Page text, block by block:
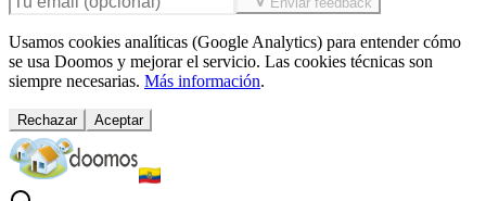
Usamos cookies analíticas (Google Analytics) para entender cómo
se usa Doomos y mejorar el servicio. Las cookies técnicas son
siempre necesarias. Más información.
Rechazar Aceptar